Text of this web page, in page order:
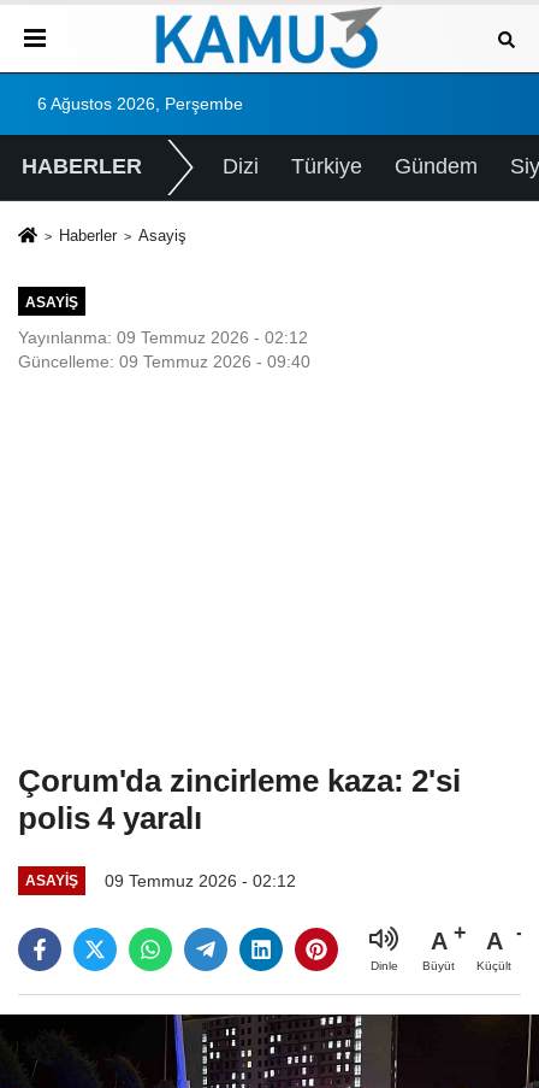
6 Ağustos 2026, Perşembe
HABERLER Dizi Türkiye Gündem
Haberler Asayiş
ASAYIŞ
Yayınlanma: 09 Temmuz 2026 - 02:12
Güncelleme: 09 Temmuz 2026 - 09:40
Çorum'da zincirleme kaza: 2'si
polis 4 yaralı
ASAYIŞ 09 Temmuz 2026 - 02:12
Dinle
A
Büyüt
A
Küçült